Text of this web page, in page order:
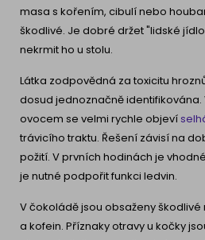
masa s kořením, cibulí nebo
škodlivé. Je dobré držet "lidské
nekrmit ho u stolu.
Látka zodpovědná za toxicitu
dosud jednoznačně
ovocem se velmi rychle objeví
trávicího traktu. Řešení závisí na
požití. V prvních hodinách je
je nutné podpořit funkci ledvin.
V čokoládě jsou obsaženy
a kofein. Příznaky otravy u kočky